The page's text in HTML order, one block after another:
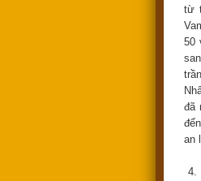
từ
50
đã
an
4.